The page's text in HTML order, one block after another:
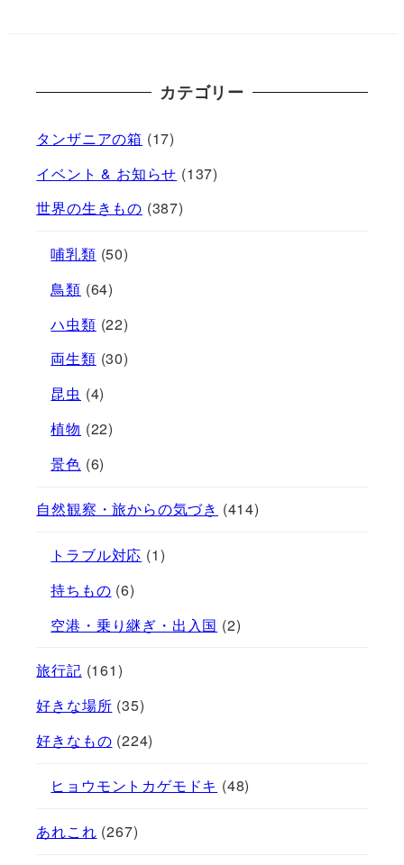
カテゴリー
タンザニアの箱 (17)
イベント & お知らせ (137)
世界の生きもの (387)
哺乳類 (50)
鳥類 (64)
ハ虫類 (22)
両生類 (30)
昆虫 (4)
植物 (22)
景色 (6)
自然観察・旅からの気づき (414)
トラブル対応 (1)
持ちもの (6)
空港・乗り継ぎ・出入国 (2)
旅行記 (161)
好きな場所 (35)
好きなもの (224)
ヒョウモントカゲモドキ (48)
あれこれ (267)